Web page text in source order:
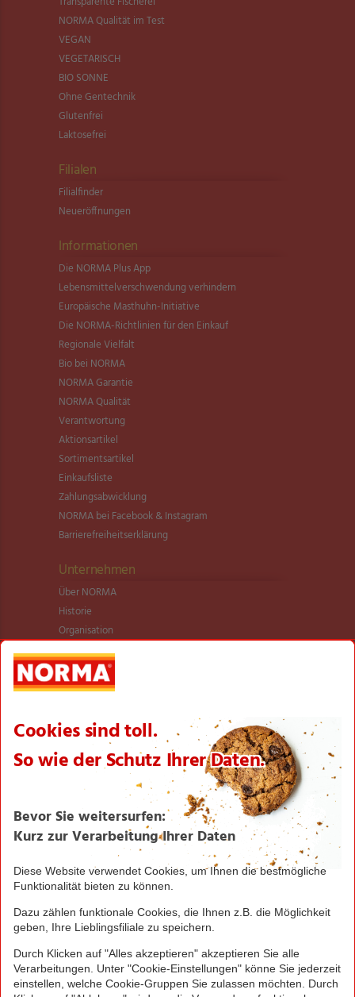
NORMA Qualität im Test
VEGAN
VEGETARISCH
BIO SONNE
Ohne Gentechnik
Glutenfrei
Laktosefrei
Filialen
Filialfinder
Neueröffnungen
Informationen
Die NORMA Plus App
Lebensmittel­verschwendung verhindern
Europäische Masthuhn-Initiative
Die NORMA-Richtlinien für den Einkauf
Regionale Vielfalt
Bio bei NORMA
NORMA Garantie
NORMA Qualität
Verantwortung
Aktionsartikel
Sortimentsartikel
Einkaufsliste
Zahlungsabwicklung
NORMA bei Facebook & Instagram
Barrierefreiheitserklärung
Unternehmen
Über NORMA
Historie
Organisation
International
Logistik
Filialnetz
Karriere
Verantwortung/CSR
NORMA News
Seite drucken
Nach oben
Greifen Sie schnell zu! Alle angegebenen Preise in
Irrtümer durch Schreib-, Programmier- und
Datenübertragungsfehler sind vorbehalten.
© 2016 - 2026 NORMA Lebensmittelfilialbetrieb
Stiftung & Co. KG